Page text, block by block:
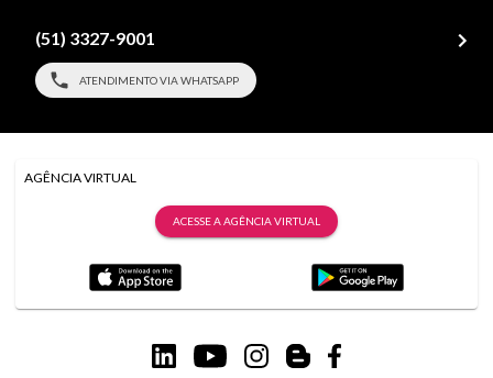
(51) 3327-9001
ATENDIMENTO VIA WHATSAPP
AGÊNCIA VIRTUAL
ACESSE A AGÊNCIA VIRTUAL